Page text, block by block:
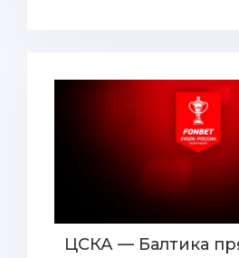
ЦСКА — Балтика